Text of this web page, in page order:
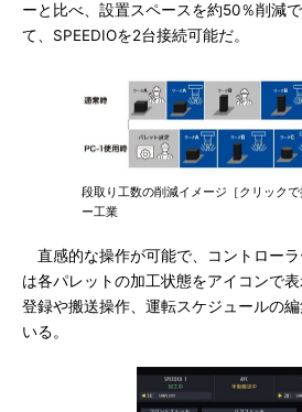
ーと比べ、設置スペースを約50％削減
て、SPEEDIOを2台接続可能だ。
段取り工数の削減イメージ［クリック
ー工業
直感的な操作が可能で、コントロー
は各パレットの加工状態をアイコンで
登録や搬送操作、運転スケジュールの
いる。